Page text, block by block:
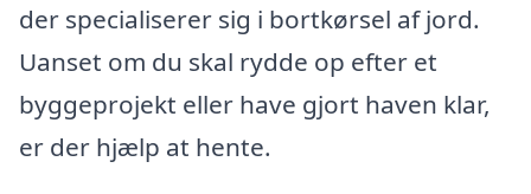
der specialiserer sig i bortkørsel af jord.
Uanset om du skal rydde op efter et
byggeprojekt eller have gjort haven klar,
er der hjælp at hente.